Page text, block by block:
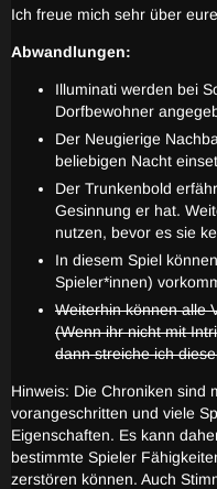
Ich freue mich sehr über
Abwandlungen:
Illuminati werden bei
Dorfbewohner
Der Neugierige
beliebigen Nacht
Der Trunkenbold
Gesinnung er hat.
nutzen, bevor es sie
In diesem Spiel
Spieler*innen)
Weiterhin können alle
(Wenn ihr nicht mit
dann streiche ich
Hinweis: Die Chroniken sind
vorangeschritten und viele
Eigenschaften. Es kann
bestimmte Spieler
zerstören können. Auch